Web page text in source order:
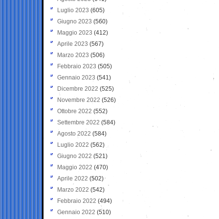
Luglio 2023 (605)
Giugno 2023 (560)
Maggio 2023 (412)
Aprile 2023 (567)
Marzo 2023 (506)
Febbraio 2023 (505)
Gennaio 2023 (541)
Dicembre 2022 (525)
Novembre 2022 (526)
Ottobre 2022 (552)
Settembre 2022 (584)
Agosto 2022 (584)
Luglio 2022 (562)
Giugno 2022 (521)
Maggio 2022 (470)
Aprile 2022 (502)
Marzo 2022 (542)
Febbraio 2022 (494)
Gennaio 2022 (510)